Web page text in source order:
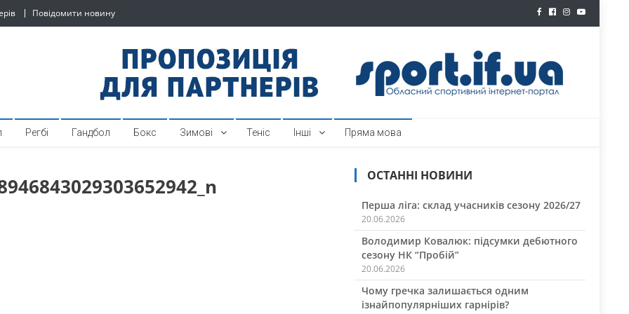
Повідомити новину
спортивний інтернет-портал
Регбі Гандбол Бокс Зимові Теніс Інші Пряма мова
ОСТАННІ НОВИНИ
Перша ліга: склад учасників сезону 2026/27
20.06.2026
Володимир Ковалюк: підсумки дебютного
сезону НК “Пробій”
20.06.2026
Чому гречка залишається одним
ізнайпопулярніших гарнірів?